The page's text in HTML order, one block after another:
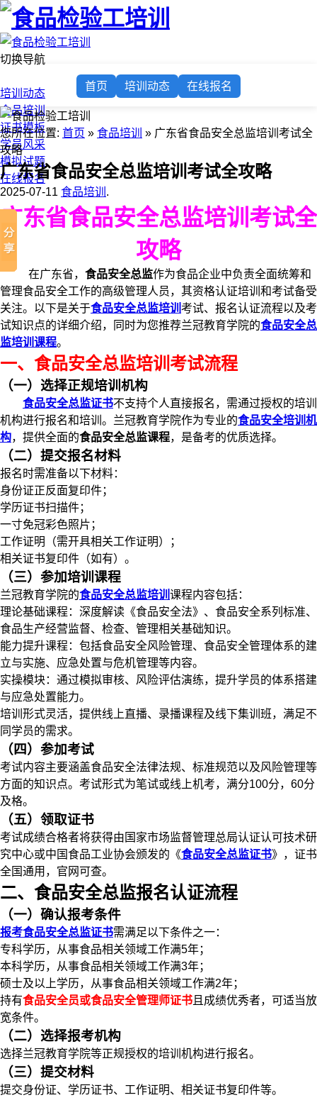
切换导航
培训动态
食品培训
证书模板
学员风采
模拟试题
在线报名
首页 培训动态 在线报名
您所在位置: 首页 » 食品培训
» 广东省食品安全总监培训考试全
攻略
广东省食品安全总监培训考试全攻略
2025-07-11 食品培训 .
广东省食品安全总监培训考试全
攻略
在广东省， 食品安全总监作为食品企业中负责全面统筹和
管理食品安全工作的高级管理人员，其资格认证培训和考试备受
关注。以下是关于食品安全总监培训 考试、报名认证流程以及考
试知识点的详细介绍，同时为您推荐兰冠教育学院的食品安全总
监培训课程。
一、食品安全总监培训考试流程
（一）选择正规培训机构
食品安全总监证书不支持个人直接报名，需通过授权的培训
机构进行报名和培训。兰冠教育学院作为专业的食品安全培训机
构，提供全面的食品安全总监课程，是备考的优质选择。
（二）提交报名材料
报名时需准备以下材料：
身份证正反面复印件；
学历证书扫描件；
一寸免冠彩色照片；
工作证明（需开具相关工作证明）；
相关证书复印件（如有）。
（三）参加培训课程
兰冠教育学院的食品安全总监培训 课程内容包括：
理论基础课程：深度解读《食品安全法》、食品安全系列标准、
食品生产经营监督、检查、管理相关基础知识。
能力提升课程：包括食品安全风险管理、食品安全管理体系的建
立与实施、应急处置与危机管理等内容。
实操模块：通过模拟审核、风险评估演练，提升学员的体系搭建
与应急处置能力。
培训形式灵活，提供线上直播、录播课程及线下集训班，满足不
同学员的需求。
（四）参加考试
考试内容主要涵盖食品安全法律法规、标准规范以及风险管理等
方面的知识点。考试形式为笔试或线上机考，满分100分，60分
及格。
（五）领取证书
考试成绩合格者将获得由国家市场监督管理总局认证认可技术研
究中心或中国食品工业协会颁发的《食品安全总监证书》，证书
全国通用，官网可查。
二、食品安全总监报名认证流程
（一）确认报考条件
报考食品安全总监证书需满足以下条件之一：
专科学历，从事食品相关领域工作满5年；
本科学历，从事食品相关领域工作满3年；
硕士及以上学历，从事食品相关领域工作满2年；
持有食品安全员或食品安全管理师证书 且成绩优秀者，可适当放
宽条件。
（二）选择报考机构
选择兰冠教育学院等正规授权的培训机构进行报名。
（三）提交材料
提交身份证、学历证书、工作证明、相关证书复印件等。